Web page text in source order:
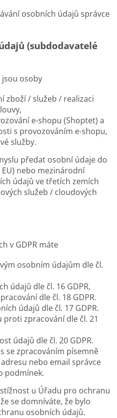
osobních údajů správce
(subdodavatelé
osoby
zboží / služeb / realizaci
e-shopu (Shoptet) a
s provozováním e-shopu,
služby.
předat osobní údaje do
nebo mezinárodní
údajů ve třetích zemích
služeb / cloudových
v GDPR máte
osobním údajům dle čl.
údajů dle čl. 16 GDPR,
dle čl. 18 GDPR.
údajů dle čl. 17 GDPR.
zpracování dle čl. 21
údajů dle čl. 20 GDPR.
se zpracováním písemně
nebo email správce
podmínek.
u Úřadu pro ochranu
se domníváte, že bylo
osobních údajů.